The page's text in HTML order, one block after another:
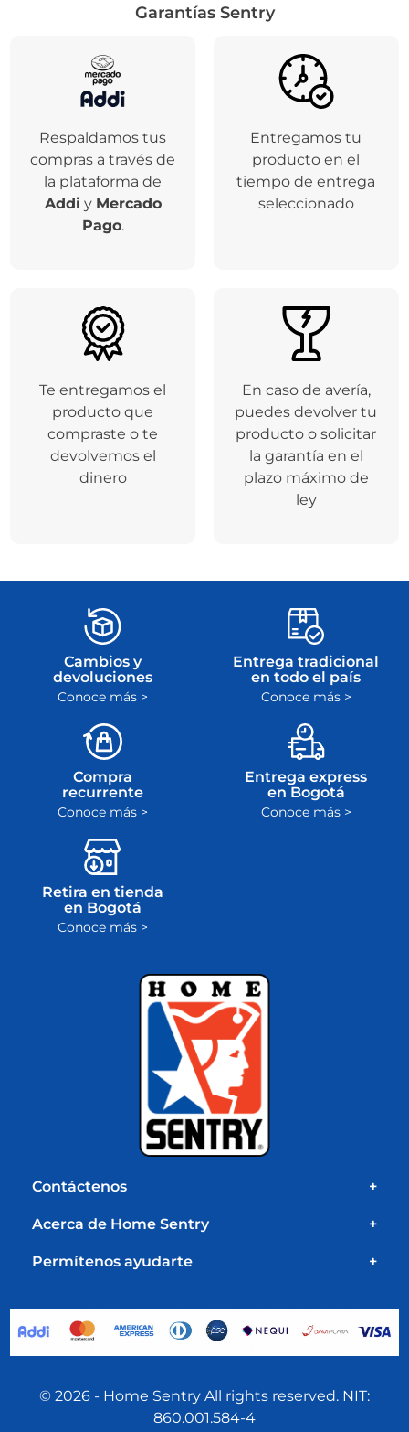
Garantías Sentry
Respaldamos tus
compras a través de
la plataforma de
Addi y Mercado
Pago.
Entregamos tu
producto en el
tiempo de entrega
seleccionado
Te entregamos el
producto que
compraste o te
devolvemos el
dinero
En caso de avería,
puedes devolver tu
producto o solicitar
la garantía en el
plazo máximo de
ley
Cambios y
devoluciones
Conoce más >
Entrega tradicional
en todo el país
Conoce más >
Compra
recurrente
Conoce más >
Entrega express
en Bogotá
Conoce más >
Retira en tienda
en Bogotá
Conoce más >
Contáctenos +
Acerca de Home Sentry +
Permítenos ayudarte +
© 2026 - Home Sentry All rights reserved. NIT:
860.001.584-4